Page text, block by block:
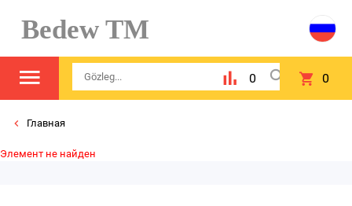
Bedew TM
0 0
Главная
Элемент не найден